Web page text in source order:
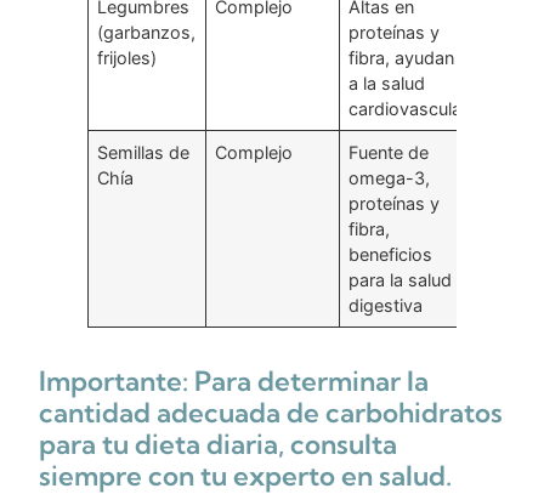
Legumbres
(garbanzos,
frijoles)
Complejo
Altas en
proteínas y
fibra, ayudan
a la salud
cardiovascular
Semillas de
Chía
Complejo
Fuente de
omega-3,
proteínas y
fibra,
beneficios
para la salud
digestiva
Importante: Para determinar la
cantidad adecuada de carbohidratos
para tu dieta diaria, consulta
siempre con tu experto en salud.